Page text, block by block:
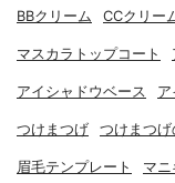
BBクリーム CCクリー
マスカラトップコート
アイシャドウベース ア
つけまつげ つけまつげ
眉毛テンプレート マニ